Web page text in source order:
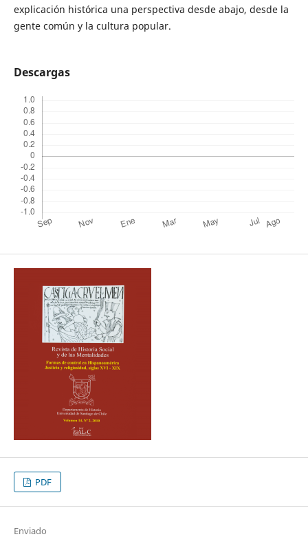
explicación histórica una perspectiva desde abajo, desde la
gente común y la cultura popular.
Descargas
PDF
Enviado